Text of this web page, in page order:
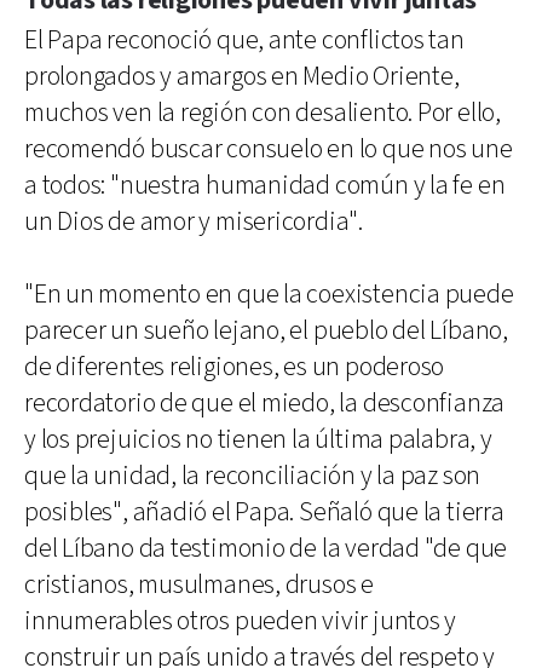
El Papa reconoció que, ante conflictos tan
prolongados y amargos en Medio Oriente,
muchos ven la región con desaliento. Por ello,
recomendó buscar consuelo en lo que nos une
a todos: "nuestra humanidad común y la fe en
un Dios de amor y misericordia".
"En un momento en que la coexistencia puede
parecer un sueño lejano, el pueblo del Líbano,
de diferentes religiones, es un poderoso
recordatorio de que el miedo, la desconfianza
y los prejuicios no tienen la última palabra, y
que la unidad, la reconciliación y la paz son
posibles", añadió el Papa. Señaló que la tierra
del Líbano da testimonio de la verdad "de que
cristianos, musulmanes, drusos e
innumerables otros pueden vivir juntos y
construir un país unido a través del respeto y